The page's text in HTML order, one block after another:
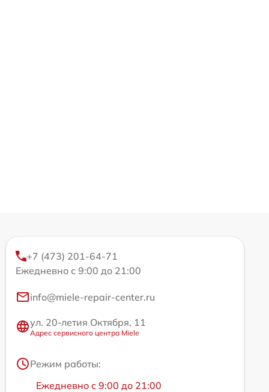
+7 (473) 201-64-71
Ежедневно с 9:00 до 21:00
info@miele-repair-center.ru
ул. 20-летия Октября, 11
Адрес сервисного центра Miele
Режим работы:
Ежедневно с 9:00 до 21:00